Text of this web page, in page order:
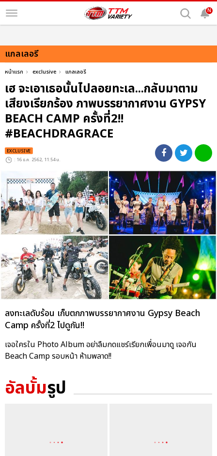
N
แกลเลอรี
หน้าแรก exclusive แกลเลอรี
เฮ จะเอาเธอนั้นไปลอยทะเล...กลับมาตาม
เสียงเรียกร้อง ภาพบรรยากาศงาน GYPSY
BEACH CAMP ครั้งที่2!!
#BEACHDRAGRACE
EXCLUSIVE
: 16 ธ.ค. 2562, 11:54 น.
ลงทะเลดับร้อน เก็บตกภาพบรรยากาศงาน Gypsy Beach
Camp ครั้งที่2 ไปดูกัน!!
เจอใครใน Photo Album อย่าลืมกดแชร์เรียกเพื่อนมาดู เจอกัน
Beach Camp รอบหน้า ห้ามพลาด!!
อัลบั้มรูป